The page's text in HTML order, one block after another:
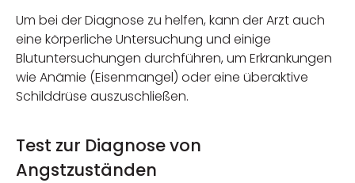
Um bei der Diagnose zu helfen, kann der Arzt auch
eine körperliche Untersuchung und einige
Blutuntersuchungen durchführen, um Erkrankungen
wie Anämie (Eisenmangel) oder eine überaktive
Schilddrüse auszuschließen.
Test zur Diagnose von
Angstzuständen